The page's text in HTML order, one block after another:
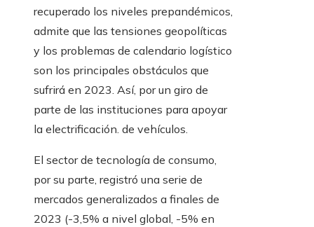
recuperado los niveles prepandémicos,
admite que las tensiones geopolíticas
y los problemas de calendario logístico
son los principales obstáculos que
sufrirá en 2023. Así, por un giro de
parte de las instituciones para apoyar
la electrificación. de vehículos.
El sector de tecnología de consumo,
por su parte, registró una serie de
mercados generalizados a finales de
2023 (-3,5% a nivel global, -5% en